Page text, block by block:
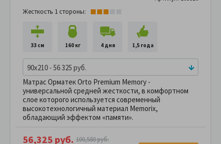
Жесткость 1 стороны:
33 см 160 кг 4 дня 1,5 года
90x210 - 56 325 руб.
Матрас Орматек Orto Premium Memory -
универсальной средней жесткости, в комфортном
слое которого используется современный
высокотехнологичный материал Memorix,
обладающий эффектом «памяти».
56,325 руб. 100,580 руб.